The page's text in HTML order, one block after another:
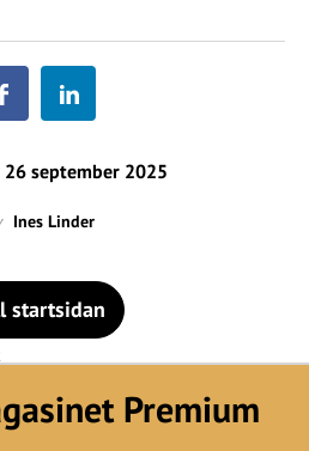
26 september 2025
Ines Linder
startsidan
Premium